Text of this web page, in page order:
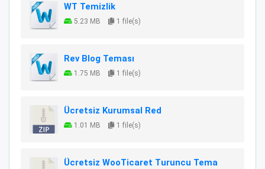
WT Temizlik
5.23 MB 1 file(s)
Rev Blog Teması
1.75 MB 1 file(s)
Ücretsiz Kurumsal Red
1.01 MB 1 file(s)
Ücretsiz WooTicaret Turuncu Tema